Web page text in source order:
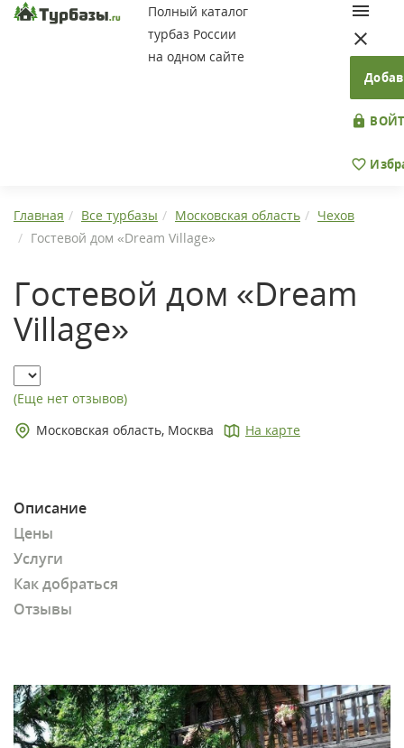
Полный каталог
турбаз России
на одном сайте
Главная Все турбазы Московская область
Чехов
Гостевой дом «Dream Village»
Гостевой дом «Dream
Village»
(Еще нет отзывов)
Московская область, Москва
На карте
Описание
Цены
Услуги
Как добраться
Отзывы